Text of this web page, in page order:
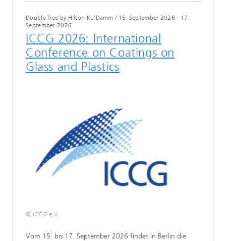
Double Tree by Hilton Ku'Damm / 15. September 2026 - 17.
September 2026
ICCG 2026: International
Conference on Coatings on
Glass and Plastics
© ICCG e.V.
Vom 15. bis 17. September 2026 findet in Berlin die